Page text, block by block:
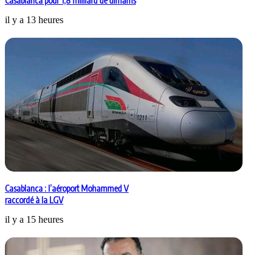
il y a 13 heures
Casablanca : l’aéroport Mohammed V
raccordé à la LGV
il y a 15 heures